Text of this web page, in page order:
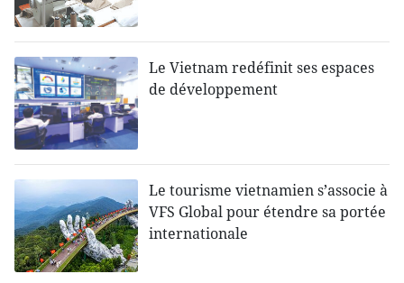
Le Vietnam redéfinit ses espaces
de développement
Le tourisme vietnamien s’associe à
VFS Global pour étendre sa portée
internationale